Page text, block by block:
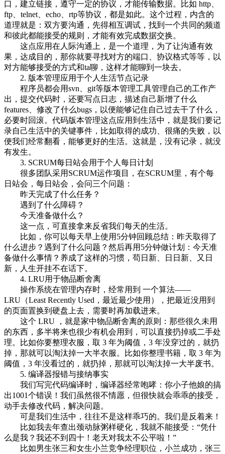
口，建立链接，遵守一定的协议，才能传输数据。比如 http、
ftp、telnet、echo、rtp等协议，都是如此。这个过程，内含的
道理就是：双方要沟通，先得相互调试，找到一个共同的频道
和彼此都能接受的规则，才能有效完成数据交换。
这点应用在人际沟通上，是一个道理，为了让沟通有效
果，达成目的，那你就要寻找对方的端口、协议格式等等，以
对方能够接受的方式和ta聊，这样才能聊到一块去。
2. 版本管理应用于个人生活节点记录
程序员都会用svn、git等版本管理工具管理自己的工作产
出，提交代码时，还要写点日志，描述自己新增了什么
features、修改了什么bugs，以便能够记住自己过去干了什么，
必要时回滚。代码版本管理这点应用到生活中，就是我们要记
录自己生活中的关键事件，比如取得的成功、很痛的失败，以
便我们经常翻看，能够更好的生活。这就是，没有记录，就没
有发生。
3. SCRUM每日站会用于个人每日计划
很多团队采用SCRUM运作项目，在SCRUM里，有个每
日站会，每日站会，会问三个问题：
昨天完成了什么任务？
遇到了什么障碍？
今天准备做什么？
这一点，可直接拿来反省我们每天的生活。
比如，你可以每天早上使用5分钟回顾总结：昨天取得了
什么进步？遇到了什么问题？然后再用5分钟做计划：今天准
备做什么事情？养成了这样的习惯，苟日新、日日新、又日
新，人生开挂不在话下。
4. LRU用于物品断舍离
操作系统在管理内存时，经常用到 一个算法——
LRU（Least Recently Used，最近最少使用），把最近没用到
的页面置换到硬盘上去，需要时再加载进来。
这个 LRU ，就是家中物品断舍离的原则：那些很久未用
的东西，多半将来也很少有机会用到，可以直接扔掉或二手处
理。比如你要整理衣服，取 3 年为阈值，3 年没穿过的，就扔
掉，那就可以淘汰掉一大半衣服。比如你整理书籍，取 3 年为
阈值，3 年没看过的，就扔掉，那就可以淘汰掉一大半废书。
5. 编译器报错与接纳事实
我们写完代码编译时，编译器经常咆哮：你小子他娘的搞
出1001个错误！我们虽然很不情愿，但很快就会乖乖的接受，
动手去修改代码，解决问题。
可是我们生活中，往往不是这样乖巧的。我们是反着来！
比如我去年查出颈动脉粥样硬化，我就不能接受：“凭什
么是我？我还不到四十！老天对我太不公平啦！”
比如男生张三和女生小兰竞争经理职位，小兰成功，张三